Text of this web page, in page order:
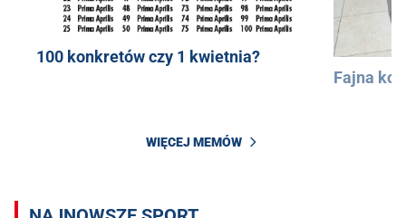
100 konkretów czy 1 kwietnia?
Fajna
WIĘCEJ MEMÓW